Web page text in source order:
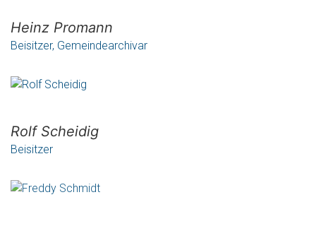
Heinz Promann
Beisitzer, Gemeindearchivar
Rolf Scheidig
Beisitzer